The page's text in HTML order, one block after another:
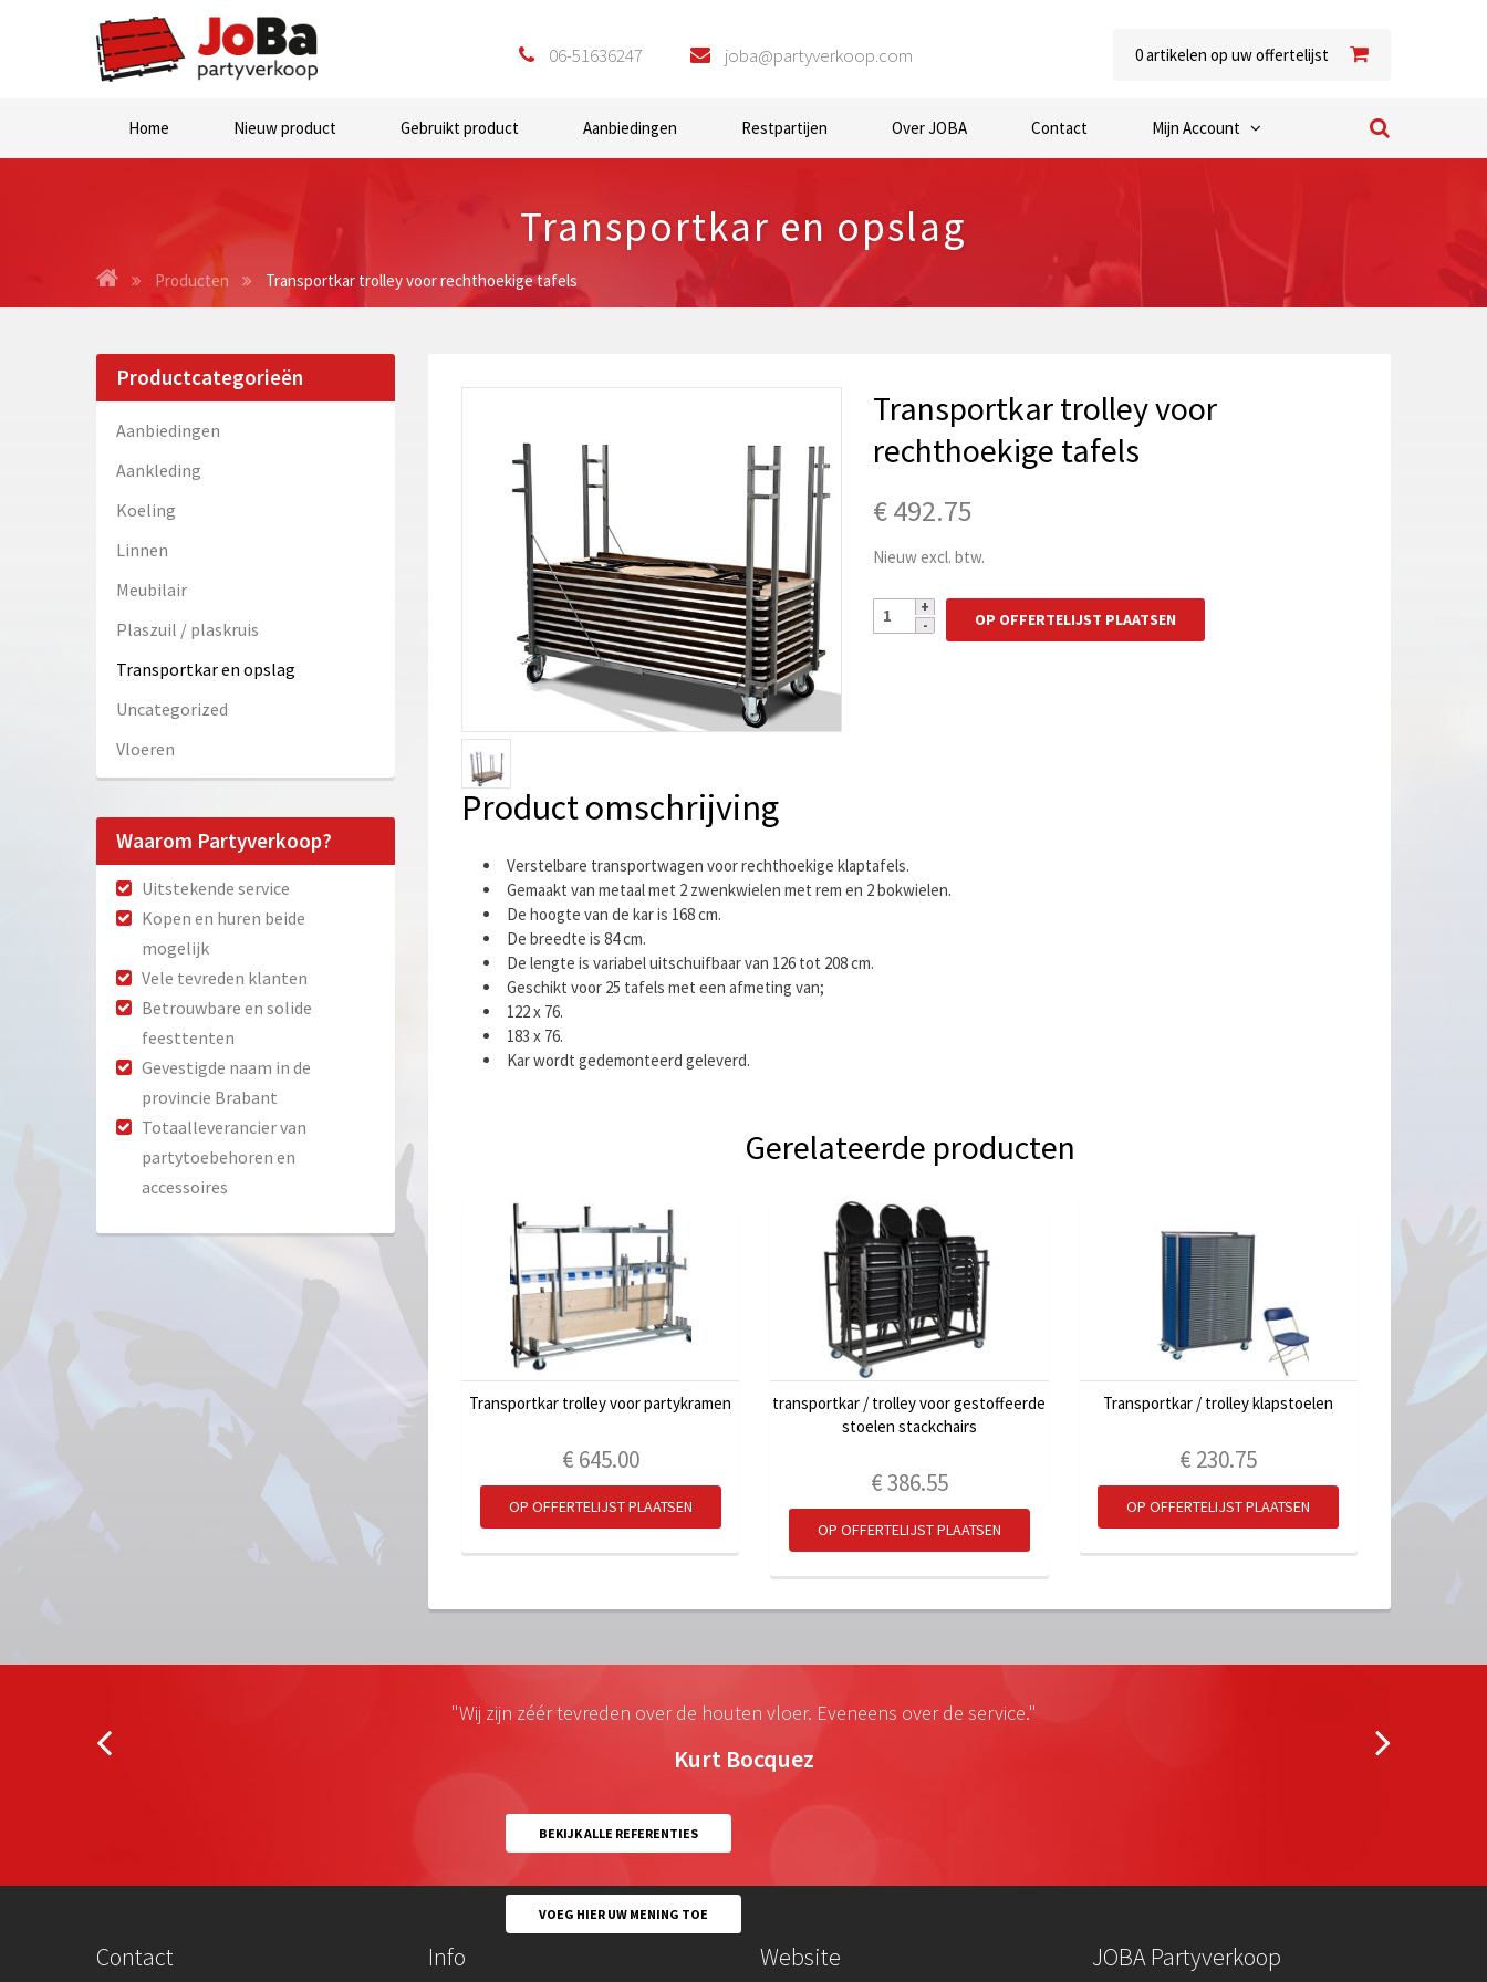
0artikelen op uw offertelijst
06-51636247 joba@partyverkoop.com
Home Nieuw product Gebruikt product Aanbiedingen Restpartijen Over JOBA Contact Mijn Account
Producten Transportkar trolley voor rechthoekige tafels
Transportkar en opslag
Transportkar trolley voor
rechthoekige tafels
€492.75
Nieuw excl. btw.
OP OFFERTELIJST PLAATSEN
Product omschrijving
Verstelbare transportwagen voor rechthoekige klaptafels.
Gemaakt van metaal met 2 zwenkwielen met rem en 2 bokwielen.
De hoogte van de kar is 168 cm.
De breedte is 84 cm.
De lengte is variabel uitschuifbaar van 126 tot 208 cm.
Geschikt voor 25 tafels met een afmeting van;
122 x 76.
183 x 76.
Kar wordt gedemonteerd geleverd.
Gerelateerde producten
Transportkar trolley voor partykramen
€ 645.00
OP OFFERTELIJST PLAATSEN
transportkar / trolley voor gestoffeerde
stoelen stackchairs
€386.55
OP OFFERTELIJST PLAATSEN
Transportkar / trolley klapstoelen
€ 230.75
OP OFFERTELIJST PLAATSEN
Productcategorieën
Aanbiedingen
Aankleding
Koeling
Linnen
Meubilair
Plaszuil / plaskruis
Transportkar en opslag
Uncategorized
Vloeren
Waarom Partyverkoop?
Uitstekende service
Kopen en huren beide
mogelijk
Vele tevreden klanten
Betrouwbare en solide
feesttenten
Gevestigde naam in de
provincie Brabant
Totaalleverancier van
partytoebehoren en
accessoires
"Wij zijn zéér tevreden over de houten vloer. Eveneens over de service."
Kurt Bocquez
BEKIJK ALLE REFERENTIES
VOEG HIER UW MENING TOE
Contact Info Website JOBA Partyverkoop